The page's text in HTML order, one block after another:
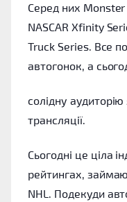
Серед них Monster
NASCAR Xfinity
Truck Series. Все
автогонок, а
солідну
трансляції.
Сьогодні це ціла
рейтингах,
NHL. Подекуди